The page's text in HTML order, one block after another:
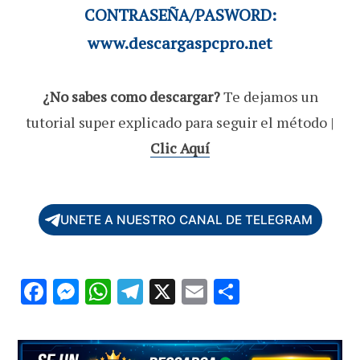
CONTRASEÑA/PASWORD:
www.descargaspcpro.net
¿No sabes como descargar?Te dejamos un
tutorial super explicado para seguir el método |
Clic Aquí
UNETE A NUESTRO CANAL DE TELEGRAM
F
e
M
se
W
at
T
e
X E
ai m